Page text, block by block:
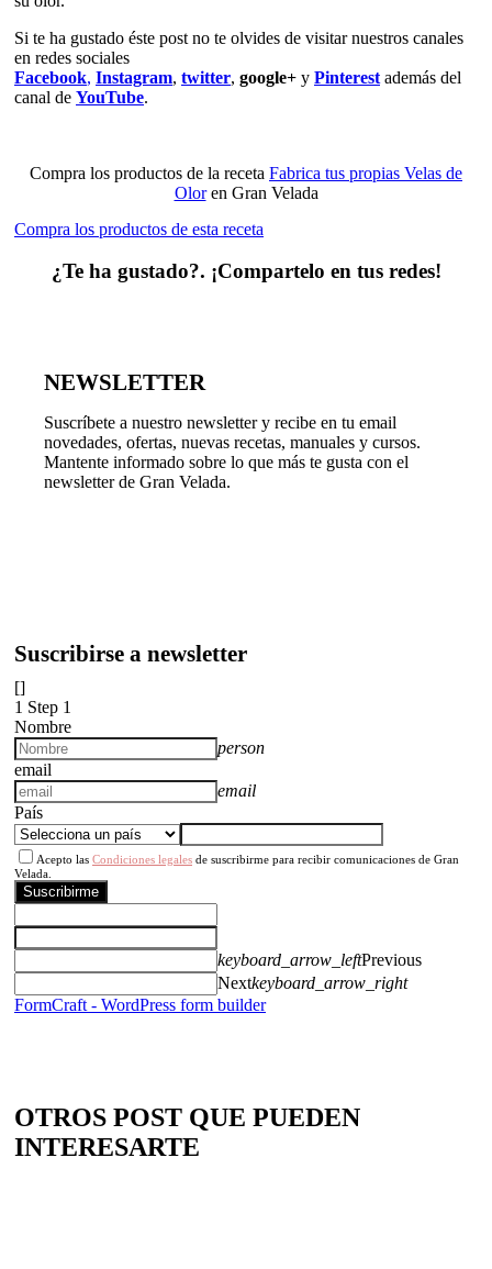
Si te ha gustado éste post no te olvides de visitar nuestros canales
en redes sociales
Facebook, Instagram, twitter, google+ y Pinterest además del
canal de YouTube.
Compra los productos de la receta Fabrica tus propias Velas de
Oloren Gran Velada
Compra los productos de esta receta
¿Te ha gustado?. ¡Compartelo en tus redes!
NEWSLETTER
Suscríbete a nuestro newsletter y recibe en tu email
novedades, ofertas, nuevas recetas, manuales y cursos.
Mantente informado sobre lo que más te gusta con el
newsletter de Gran Velada.
Suscribirse a newsletter
[]
1 Step 1
Nombre
person
email
email
País
Acepto las Condiciones legales de suscribirme para recibir comunicaciones de Gran
Velada.
Suscribirme
keyboard_arrow_leftPrevious
Nextkeyboard_arrow_right
FormCraft - WordPress form builder
OTROS POST QUE PUEDEN
INTERESARTE